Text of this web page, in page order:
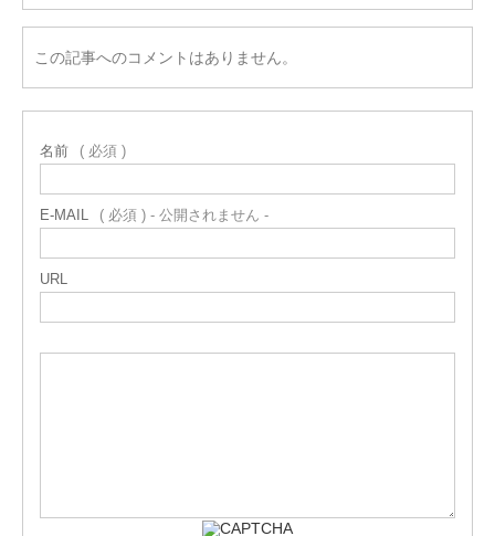
この記事へのコメントはありません。
名前 ( 必須 )
E-MAIL ( 必須 ) - 公開されません -
URL